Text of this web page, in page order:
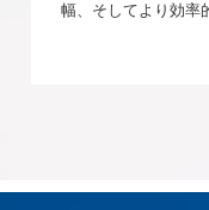
幅、そしてより効率